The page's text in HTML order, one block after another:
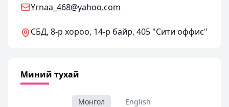
Yrnaa_468@yahoo.com
СБД, 8-р хороо, 14-р байр, 405 "Сити оффис"
Миний тухай
Монгол English